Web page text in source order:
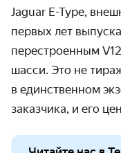
Jaguar E-Type,
первых лет
перестроенным
шасси. Это не
в единственном
заказчика, и его